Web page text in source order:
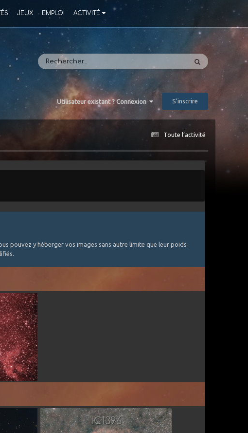
JEUX EMPLOI ACTIVITÉ
Utilisateur existant ? Connexion S’inscrire
Toute l’activité
pouvez y héberger vos images sans autre limite que leur poids
IC1396